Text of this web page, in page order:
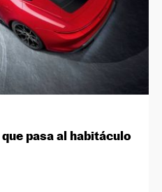
pasa al habitáculo